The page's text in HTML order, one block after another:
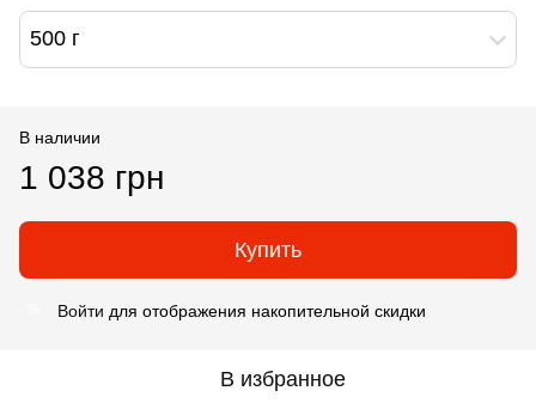
500 г
В наличии
1 038 грн
Купить
Войти для отображения накопительной скидки
В избранное